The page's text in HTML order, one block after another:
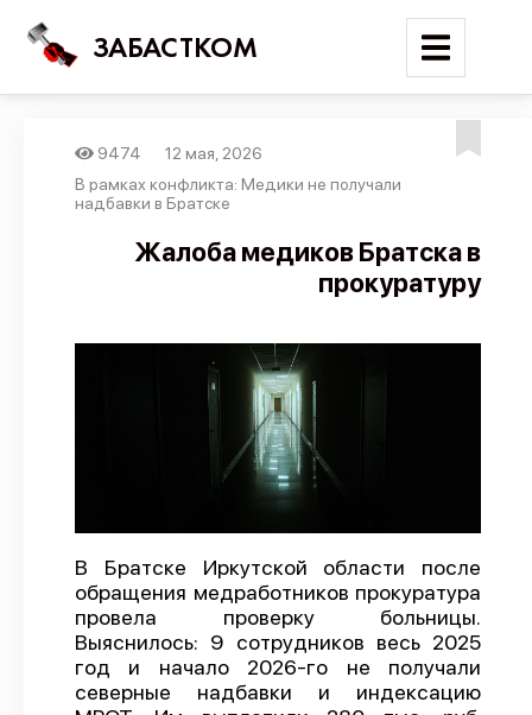
ЗАБАСТКОМ
Войти
Поиск
Трудовые конфликты
Отчеты
Предложить публикацию
Справочник
О проекте
Политика конфиденциальности
9474
12 мая, 2026
В рамках конфликта: Медики не получали
надбавки в Братске
Жалоба медиков Братска в
прокуратуру
В Братске Иркутской области после
обращения медработников прокуратура
провела проверку больницы.
Выяснилось: 9 сотрудников весь 2025
год и начало 2026-го не получали
северные надбавки и индексацию